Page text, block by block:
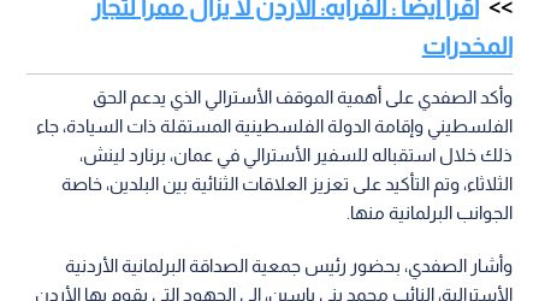
اقرأ أيضا : الفرايه: الأردن لا يزال ممرا لتجار
المخدرات
وأكد الصفدي على أهمية الموقف الأسترالي الذي يدعم الحق
الفلسطيني وإقامة الدولة الفلسطينية المستقلة ذات السيادة، جاء
ذلك خلال استقباله للسفير الأسترالي في عمان، برنارد لينش،
الثلاثاء، وتم التأكيد على تعزيز العلاقات الثنائية بين البلدين، خاصة
الجوانب البرلمانية منها.
وأشار الصفدي، بحضور رئيس جمعية الصداقة البرلمانية الأردنية
الأسترالية، النائب محمد بني ياسين، إلى الجهود التي يقوم بها الأردن